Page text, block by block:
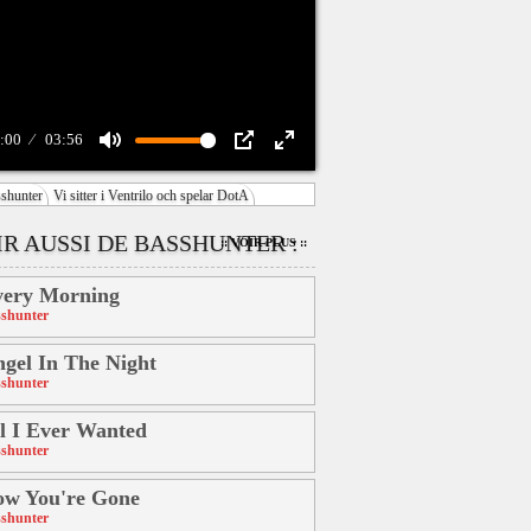
03:56
Mute PIP
Enter
Vi sitter i Ventrilo och spelar DotA
AUSSI DE BASSHUNTER :
:: VOIR PLUS ::
Morning
In The Night
I Ever Wanted
You're Gone